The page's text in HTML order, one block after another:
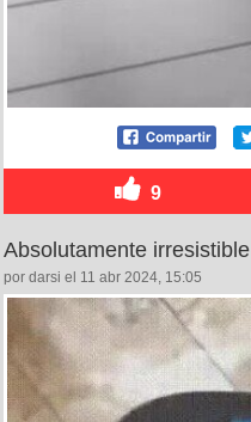
9
Absolutamente irresistible
por darsi el 11 abr 2024, 15:05